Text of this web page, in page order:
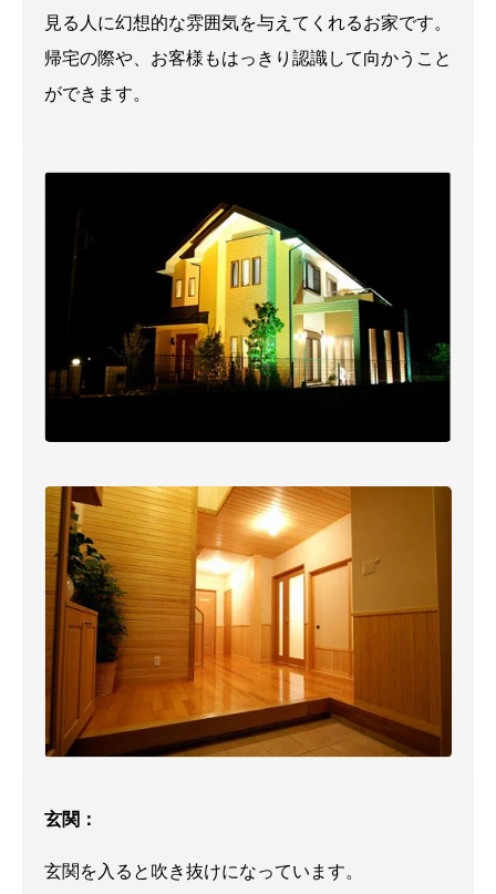
見る人に幻想的な雰囲気を与えてくれるお家です。
帰宅の際や、お客様もはっきり認識して向かうこと
ができます。
玄関：
玄関を入ると吹き抜けになっています。